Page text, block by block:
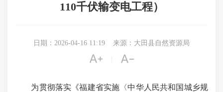
110千伏输变电工程）
日期：2026-04-16 11:19 来源：大田县自然资源局
 
为贯彻落实《福建省实施〈中华人民共和国城乡规